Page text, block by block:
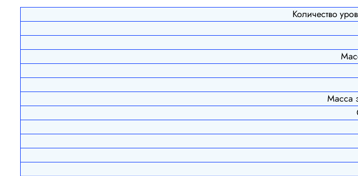
Количество
Масса